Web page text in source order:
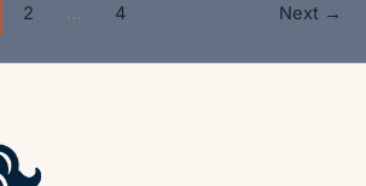
2 … 4 Next →